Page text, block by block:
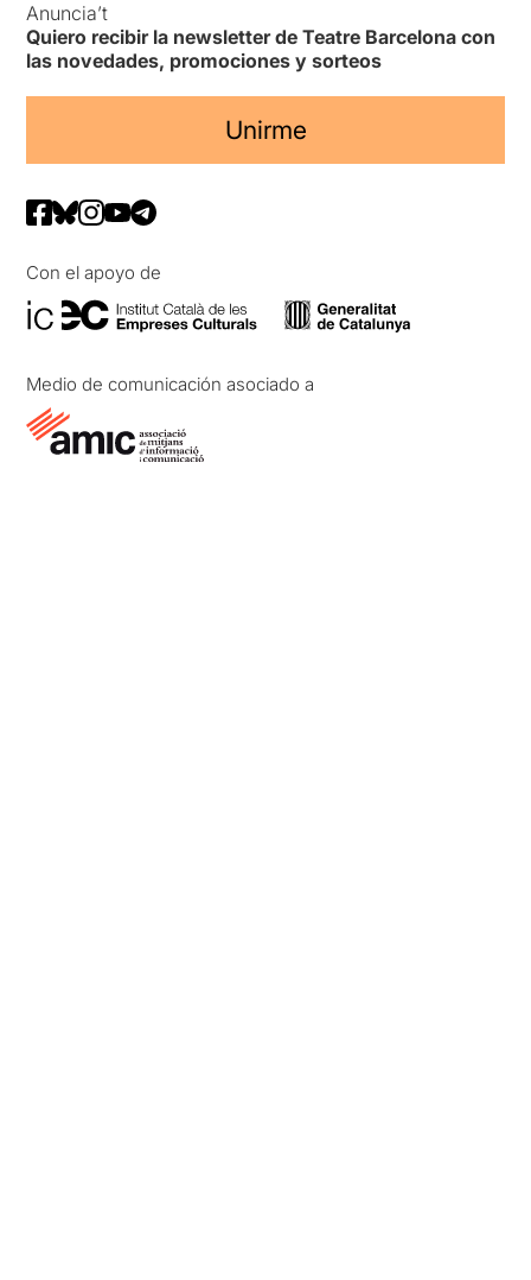
Anuncia’t
Quiero recibir la newsletter de Teatre Barcelona con
las novedades, promociones y sorteos
Unirme
Con el apoyo de
Medio de comunicación asociado a